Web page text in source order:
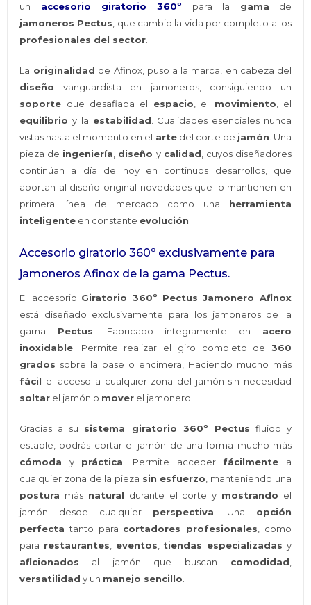
un accesorio giratorio 360º para la gama de
jamoneros Pectus, que cambio la vida por completo a los
profesionales del sector.
La originalidad de Afinox, puso a la marca, en cabeza del
diseño vanguardista en jamoneros, consiguiendo un
soporte que desafiaba el espacio, el movimiento, el
equilibrio y la estabilidad. Cualidades esenciales nunca
vistas hasta el momento en el artedel corte de jamón. Una
pieza de ingeniería, diseño y calidad, cuyos diseñadores
continúan a día de hoy en continuos desarrollos, que
aportan al diseño original novedades que lo mantienen en
primera línea de mercado como una herramienta
inteligente en constante evolución.
Accesorio giratorio 360º exclusivamente para
jamoneros Afinox de la gama Pectus.
El accesorio Giratorio 360º Pectus Jamonero Afinox
está diseñado exclusivamente para los jamoneros de la
gama Pectus. Fabricado íntegramente en acero
inoxidable. Permite realizar el giro completo de 360
grados sobre la base o encimera, Haciendo mucho más
fácil el acceso a cualquier zona del jamón sin necesidad
soltar el jamón o mover el jamonero.
Gracias a su sistema giratorio 360º Pectus fluido y
estable, podrás cortar el jamón de una forma mucho más
cómoda y práctica. Permite acceder fácilmente a
cualquier zona de la pieza sin esfuerzo, manteniendo una
postura más natural durante el corte y mostrando el
jamón desde cualquier perspectiva. Una opción
perfecta tanto para cortadores profesionales, como
para restaurantes, eventos, tiendas especializadas y
aficionados al jamón que buscan comodidad,
versatilidad y un manejo sencillo.